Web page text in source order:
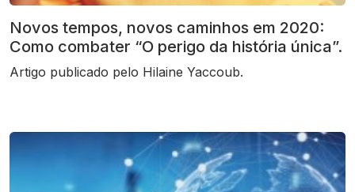
Novos tempos, novos caminhos em 2020:
Como combater “O perigo da história única”.
Artigo publicado pelo Hilaine Yaccoub.